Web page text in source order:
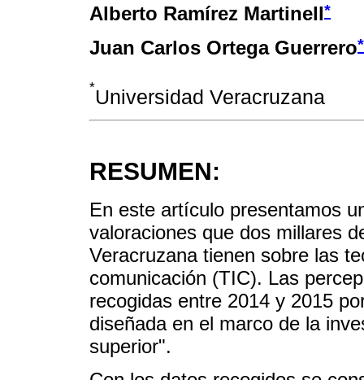
Alberto Ramírez Martinell*
Juan Carlos Ortega Guerrero*
*Universidad Veracruzana
RESUMEN:
En este artículo presentamos
valoraciones que dos millares
Veracruzana tienen sobre las
comunicación (TIC). Las
recogidas entre 2014 y 2015
diseñada en el marco de la
superior".